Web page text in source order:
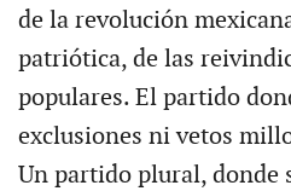
de la revolución
patriótica, de las
populares. El partido
exclusiones ni vetos
Un partido plural, donde